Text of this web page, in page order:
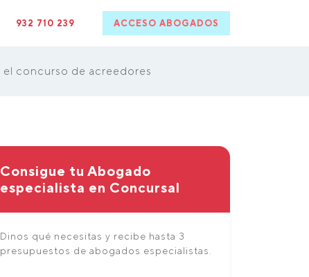
932 710 239 ACCESO ABOGADOS
concurso de acreedores
Consigue tu Abogado
especialista en Concursal
Dinos qué necesitas y recibe hasta 3
presupuestos de abogados especialistas.